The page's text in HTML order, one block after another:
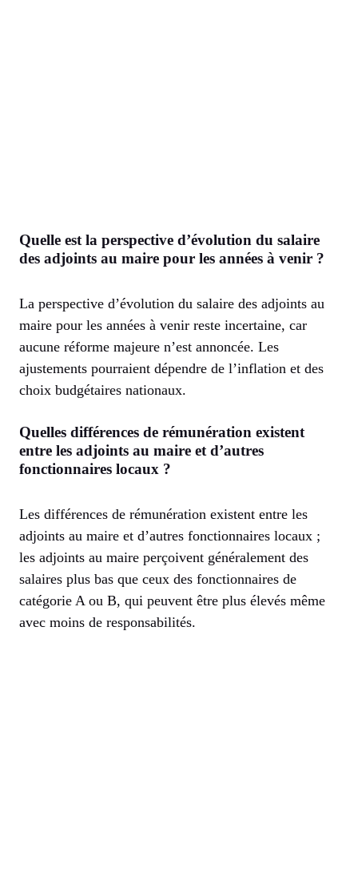
Quelle est la perspective d’évolution du salaire
des adjoints au maire pour les années à venir ?
La perspective d’évolution du salaire des adjoints au
maire pour les années à venir reste incertaine, car
aucune réforme majeure n’est annoncée. Les
ajustements pourraient dépendre de l’inflation et des
choix budgétaires nationaux.
Quelles différences de rémunération existent
entre les adjoints au maire et d’autres
fonctionnaires locaux ?
Les différences de rémunération existent entre les
adjoints au maire et d’autres fonctionnaires locaux ;
les adjoints au maire perçoivent généralement des
salaires plus bas que ceux des fonctionnaires de
catégorie A ou B, qui peuvent être plus élevés même
avec moins de responsabilités.